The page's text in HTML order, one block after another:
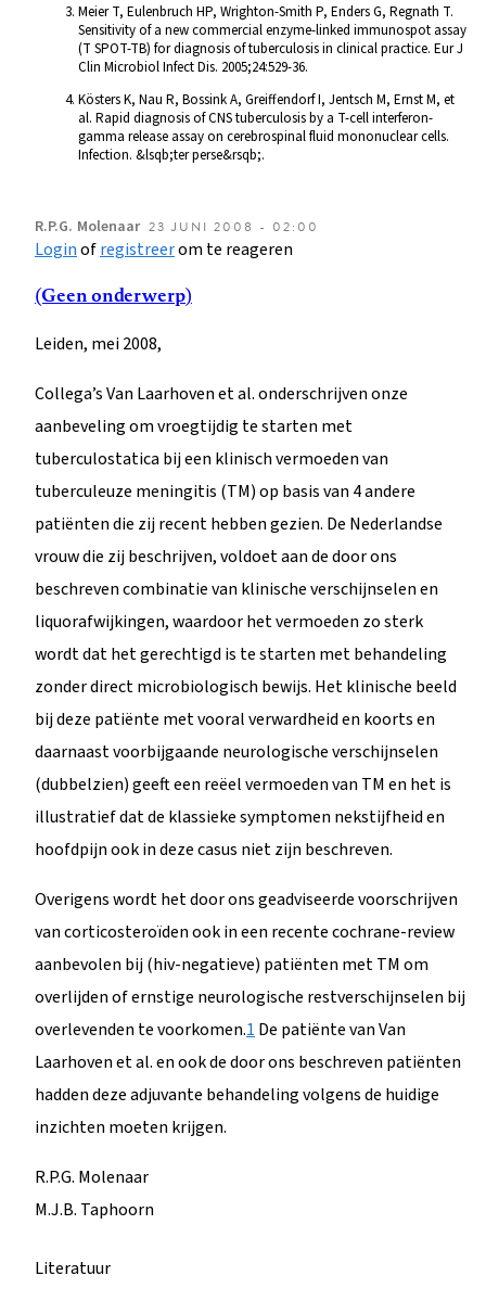
Meier T, Eulenbruch HP, Wrighton-Smith P, Enders G, Regnath T.
Sensitivity of a new commercial enzyme-linked immunospot assay
(T SPOT-TB) for diagnosis of tuberculosis in clinical practice. Eur J
Clin Microbiol Infect Dis. 2005;24:529-36.
Kösters K, Nau R, Bossink A, Greiffendorf I, Jentsch M, Ernst M, et
al. Rapid diagnosis of CNS tuberculosis by a T-cell interferon-
gamma release assay on cerebrospinal fluid mononuclear cells.
Infection. &lsqb;ter perse&rsqb;.
R.P.G. Molenaar 23 JUNI 2008 - 02:00
Loginofregistreerom te reageren
(Geen onderwerp)
Leiden, mei 2008,
Collega’s Van Laarhoven et al. onderschrijven onze
aanbeveling om vroegtijdig te starten met
tuberculostatica bij een klinisch vermoeden van
tuberculeuze meningitis (TM) op basis van 4 andere
patiënten die zij recent hebben gezien. De Nederlandse
vrouw die zij beschrijven, voldoet aan de door ons
beschreven combinatie van klinische verschijnselen en
liquorafwijkingen, waardoor het vermoeden zo sterk
wordt dat het gerechtigd is te starten met behandeling
zonder direct microbiologisch bewijs. Het klinische beeld
bij deze patiënte met vooral verwardheid en koorts en
daarnaast voorbijgaande neurologische verschijnselen
(dubbelzien) geeft een reëel vermoeden van TM en het is
illustratief dat de klassieke symptomen nekstijfheid en
hoofdpijn ook in deze casus niet zijn beschreven.
Overigens wordt het door ons geadviseerde voorschrijven
van corticosteroïden ook in een recente cochrane-review
aanbevolen bij (hiv-negatieve) patiënten met TM om
overlijden of ernstige neurologische restverschijnselen bij
overlevenden te voorkomen.1 De patiënte van Van
Laarhoven et al. en ook de door ons beschreven patiënten
hadden deze adjuvante behandeling volgens de huidige
inzichten moeten krijgen.
R.P.G. Molenaar
M.J.B. Taphoorn
Literatuur